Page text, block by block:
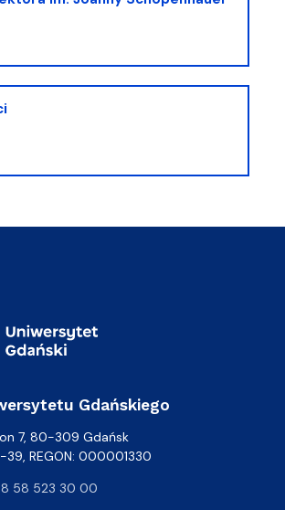
Gdańskiego
7, 80-309 Gdańsk
REGON: 000001330
58 523 30 00